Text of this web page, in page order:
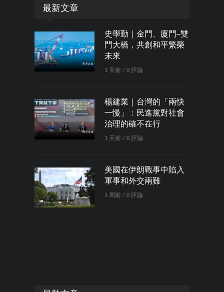
最新文章
史學勤｜金門、廈門─雙
門大橋，共創和平繁榮
未來
1 天前 / 0 評論
楊建業｜台灣的「兩快
一慢」：民進黨對社會
治理的確不在行
1 天前 / 0 評論
美國在伊朗戰事中陷入
軍事和外交兩難
1 周前 / 0 評論